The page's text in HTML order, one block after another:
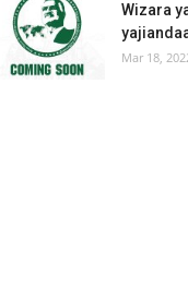
Wizara
Mar 18,